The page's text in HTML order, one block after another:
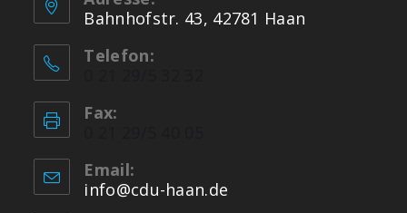
Bahnhofstr. 43, 42781 Haan
Telefon:
Fax:
Email:
info@cdu-haan.de